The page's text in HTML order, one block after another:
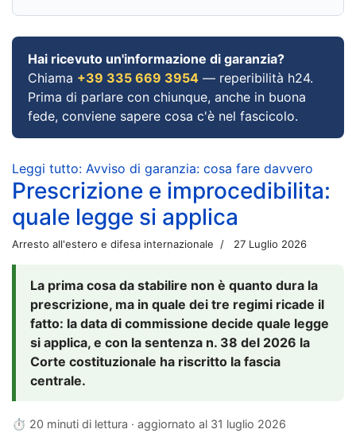
Hai ricevuto un'informazione di garanzia?
Chiama +39 335 669 3954 — reperibilità h24.
Prima di parlare con chiunque, anche in buona
fede, conviene sapere cosa c'è nel fascicolo.
Leggi tutto: Avviso di garanzia: cosa fare davvero
Prescrizione e improcedibilita:
quale legge si applica
Arresto all'estero e difesa internazionale 27 Luglio 2026
La prima cosa da stabilire non è quanto dura la
prescrizione, ma in quale dei tre regimi ricade il
fatto: la data di commissione decide quale legge
si applica, e con la sentenza n. 38 del 2026 la
Corte costituzionale ha riscritto la fascia
centrale.
⏱ 20 minuti di lettura · aggiornato al 31 luglio 2026